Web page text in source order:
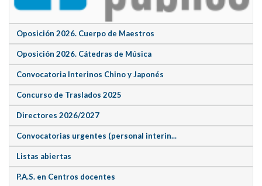
Oposición 2026. Cuerpo de Maestros
Oposición 2026. Cátedras de Música
Convocatoria Interinos Chino y Japonés
Concurso de Traslados 2025
Directores 2026/2027
Convocatorias urgentes (personal interin...
Listas abiertas
P.A.S. en Centros docentes